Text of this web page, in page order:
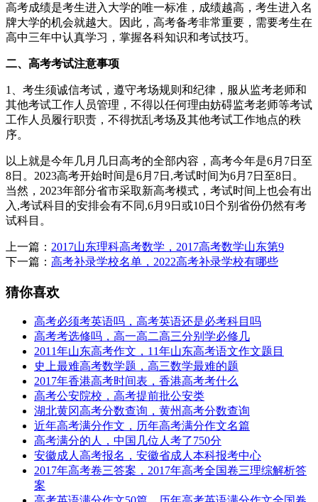
高考成绩是考生进入大学的唯一标准，成绩越高，考生进入名
牌大学的机会就越大。因此，高考备考非常重要，需要考生在
高中三年中认真学习，掌握各科知识和考试技巧。
二、高考考试注意事项
1、考生须诚信考试，遵守考场规则和纪律，服从监考老师和
其他考试工作人员管理，不得以任何理由妨碍监考老师等考试
工作人员履行职责，不得扰乱考场及其他考试工作地点的秩
序。
以上就是今年几月几日高考的全部内容，高考今年是6月7日至
8日。2023高考开始时间是6月7日,考试时间为6月7日至8日。
当然，2023年部分省市采取新高考模式，考试时间上也会有出
入,考试科目的安排会有不同,6月9日或10日个别省份仍然有考
试科目。
上一篇： 2017山东理科高考数学，2017高考数学山东第9
下一篇： 高考补录学校名单，2022高考补录学校有哪些
猜你喜欢
高考必须考英语吗，高考英语还是必考科目吗
高考考选修吗，高一高二高三分别学必修几
2011年山东高考作文，11年山东高考语文作文题目
史上最难高考数学题，高三数学最难的题
2017年香港高考时间表，香港高考考什么
高考公安院校，高考提前批公安类
湖北黄冈高考分数查询，黄州高考分数查询
近年高考满分作文，历年高考满分作文名篇
高考满分的人，中国几位人考了750分
安徽成人高考报名，安徽省成人本科报考中心
2017年高考卷三答案，2017年高考全国卷三理综解析答
案